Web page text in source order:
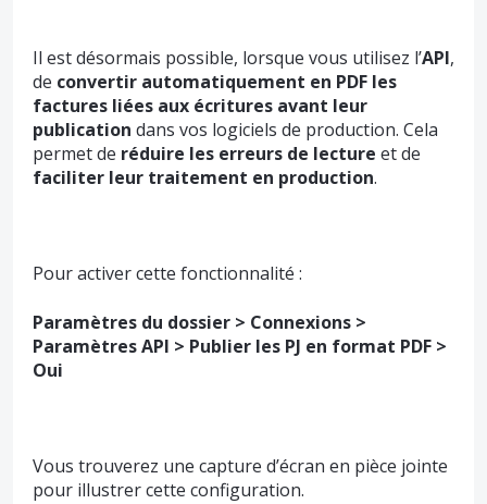
Il est désormais possible, lorsque vous utilisez l’API,
de convertir automatiquement en PDF les
factures liées aux écritures avant leur
publication dans vos logiciels de production. Cela
permet de réduire les erreurs de lecture et de
faciliter leur traitement en production.
Pour activer cette fonctionnalité :
Paramètres du dossier > Connexions >
Paramètres API > Publier les PJ en format PDF >
Oui
Vous trouverez une capture d’écran en pièce jointe
pour illustrer cette configuration.